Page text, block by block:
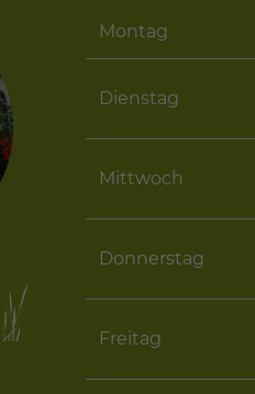
Montag
Dienstag
Mittwoch
Donnerstag
Freitag